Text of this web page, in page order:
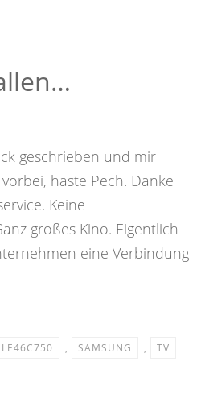
geschrieben und mir
haste Pech. Danke
Keine
großes Kino. Eigentlich
eine Verbindung
LE46C750 , SAMSUNG , TV